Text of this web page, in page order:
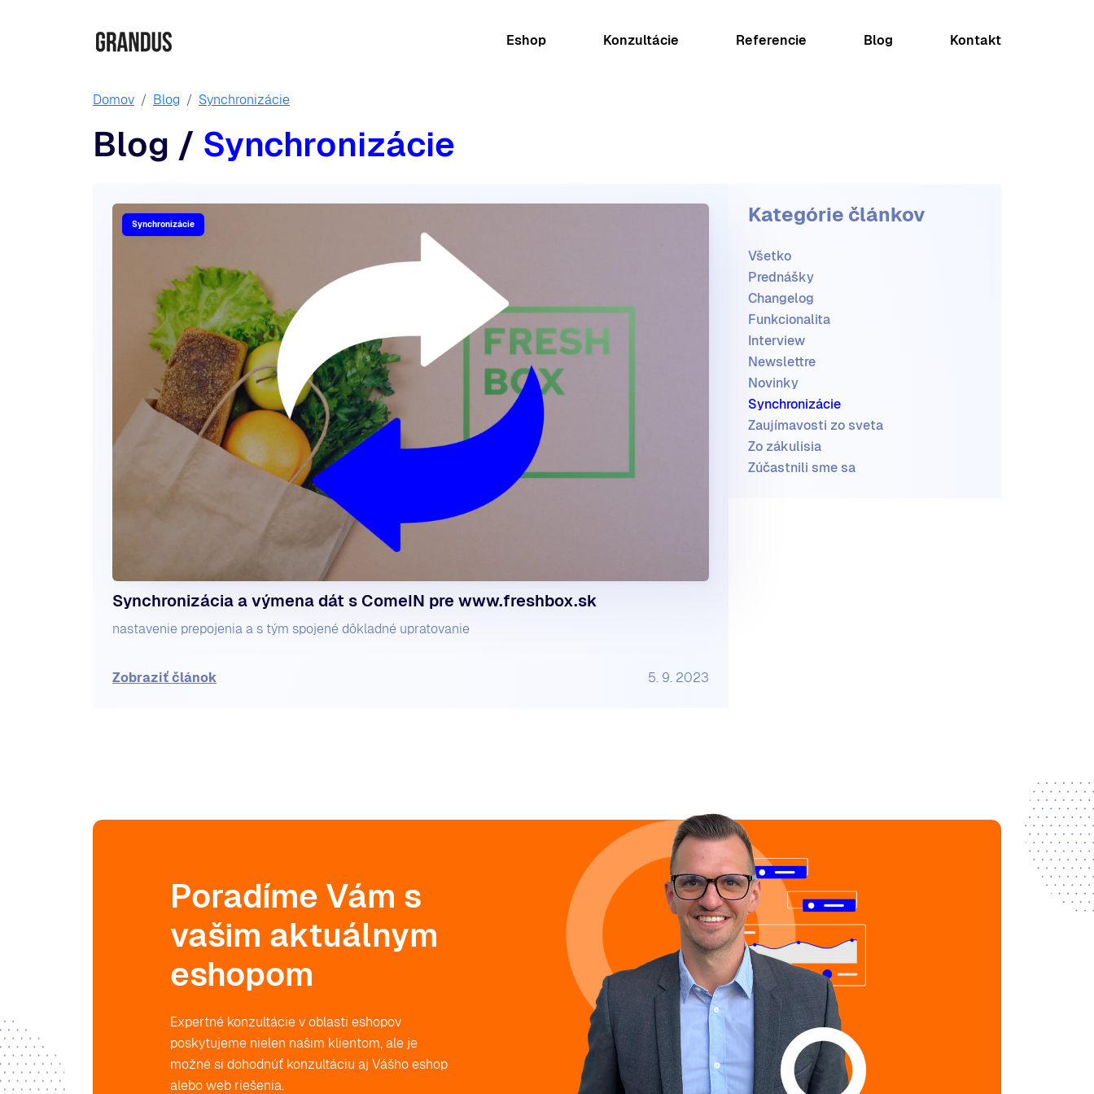
Eshop Konzultácie Referencie Blog Kontakt
Domov Blog Synchronizácie
Blog / Synchronizácie
Kategórie článkov
Všetko
Prednášky
Changelog
Funkcionalita
Interview
Newslettre
Novinky
Synchronizácie
Zaujímavosti zo sveta
Zo zákulisia
Zúčastnili sme sa
Synchronizácie
Synchronizácia a výmena dát s ComeIN pre www.freshbox.sk
nastavenie prepojenia a s tým spojené dôkladné upratovanie
Zobraziť článok 5. 9. 2023
Poradíme Vám s
vašim aktuálnym
eshopom
Expertné konzultácie v oblasti eshopov
poskytujeme nielen našim klientom, ale je
možné si dohodnúť konzultáciu aj Vášho eshop
alebo web riešenia.